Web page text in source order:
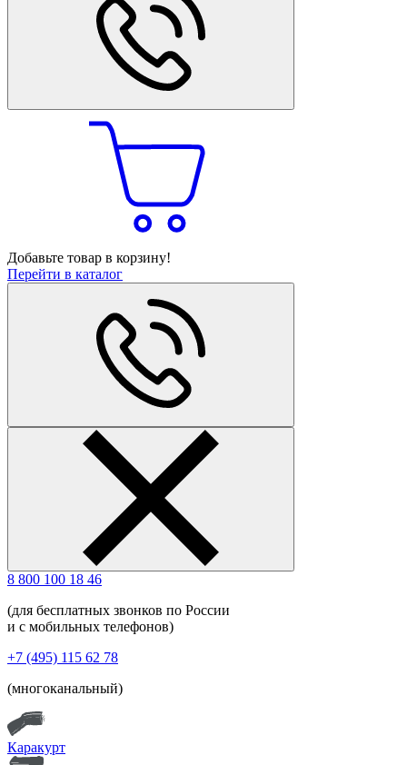
Добавьте товар в корзину!
Перейти в каталог
8 800 100 18 46
(для бесплатных звонков по России
и с мобильных телефонов)
+7 (495) 115 62 78
(многоканальный)
Каракурт